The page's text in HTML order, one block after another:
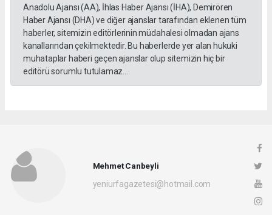
Anadolu Ajansı (AA), İhlas Haber Ajansı (İHA), Demirören
Haber Ajansı (DHA) ve diğer ajanslar tarafından eklenen tüm
haberler, sitemizin editörlerinin müdahalesi olmadan ajans
kanallarından çekilmektedir. Bu haberlerde yer alan hukuki
muhataplar haberi geçen ajanslar olup sitemizin hiç bir
editörü sorumlu tutulamaz...
Mehmet Canbeyli
yeniurfagazetesi@hotmail.com